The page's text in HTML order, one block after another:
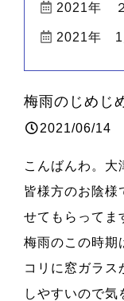
2021年
2021年 1
梅雨のじめじ
2021/06/14
こんばんわ。大
皆様方のお陰様
せてもらってま
梅雨のこの時期
コリに窓ガラス
しやすいので気